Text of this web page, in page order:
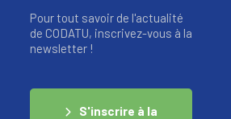
Pour tout savoir de l'actualité
de CODATU, inscrivez-vous à la
newsletter !
S'inscrire à la